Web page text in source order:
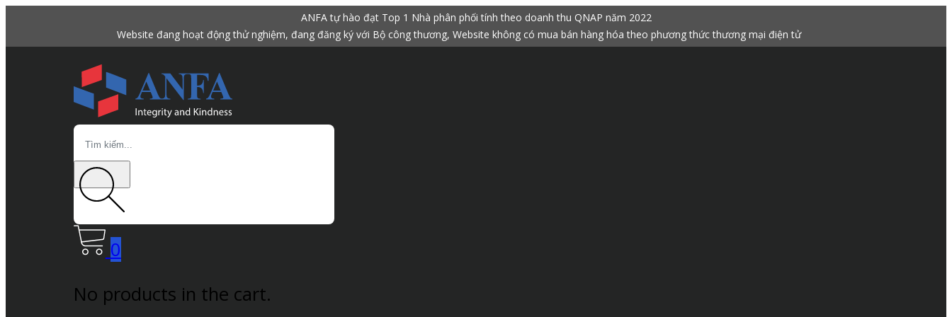
ANFA tự hào đạt Top 1 Nhà phân phối tính theo doanh thu QNAP năm 2022
Website đang hoạt động thử nghiệm, đang đăng ký với Bộ công thương, Website không có mua bán hàng hóa theo phương thức thương mại điện tử
Search
0
No products in the cart.